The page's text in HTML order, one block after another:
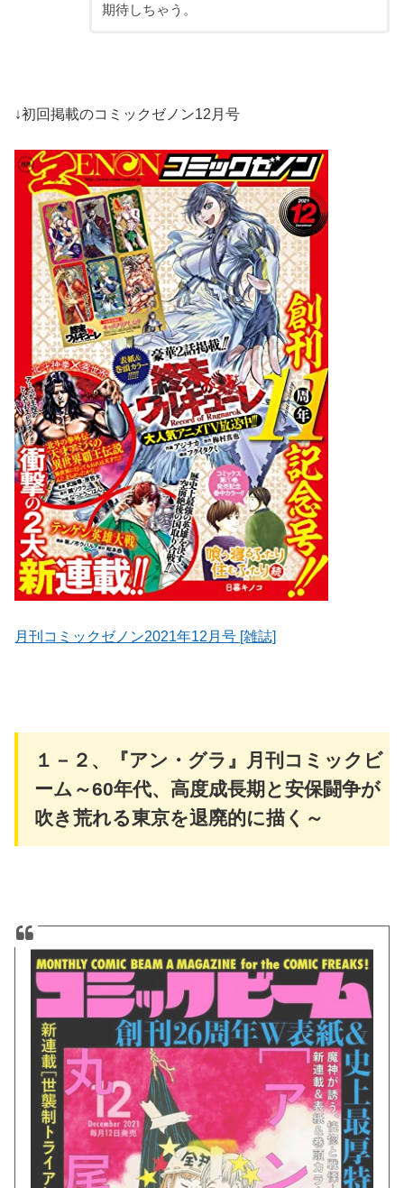
期待しちゃう。
↓初回掲載のコミックゼノン12月号
月刊コミックゼノン2021年12月号 [雑誌]
１－２、『アン・グラ』月刊コミックビ
ーム～60年代、高度成長期と安保闘争が
吹き荒れる東京を退廃的に描く～